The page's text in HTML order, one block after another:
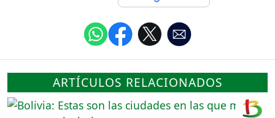
ARTÍCULOS RELACIONADOS